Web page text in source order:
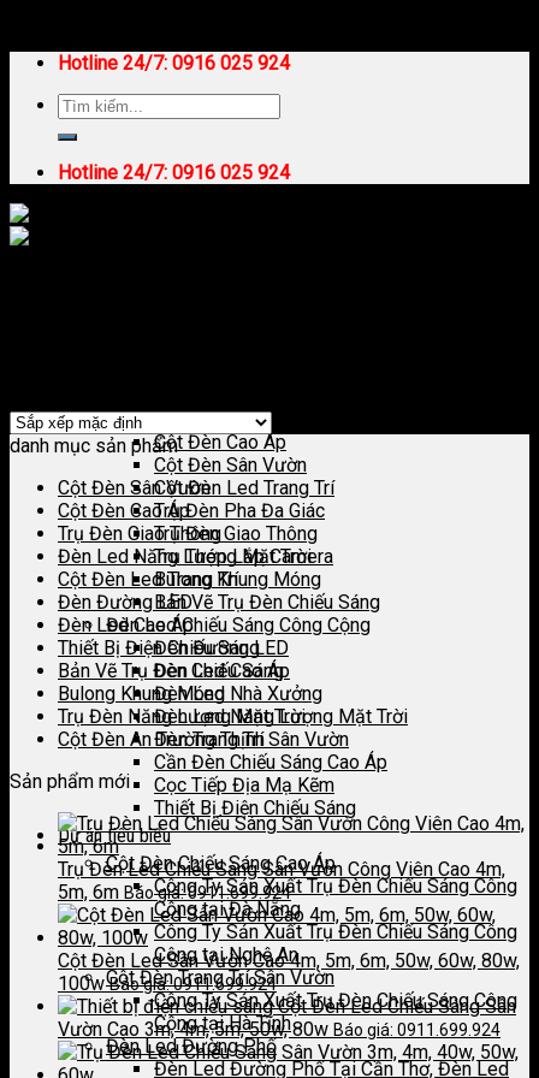
Hotline 24/7: 0916 025 924
Hotline 24/7: 0916 025 924
Cột Đèn Chiếu Sáng
Cột Đèn Cao Áp
Cột Đèn Sân Vườn
Cột Đèn Led Trang Trí
Trụ Đèn Pha Đa Giác
Trụ Đèn Giao Thông
Trụ Thép Lắp Camera
Bulong Khung Móng
Bản Vẽ Trụ Đèn Chiếu Sáng
Đèn Led Chiếu Sáng Công Cộng
Đèn Đường LED
Đèn Led Cao Áp
Đèn Led Nhà Xưởng
Đèn Led Năng Lượng Mặt Trời
Đèn Trang Trí Sân Vườn
Cần Đèn Chiếu Sáng Cao Áp
Cọc Tiếp Địa Mạ Kẽm
Thiết Bị Điện Chiếu Sáng
Dự án tiêu biểu
Cột Đèn Chiếu Sáng Cao Áp
Công Ty Sản Xuất Trụ Đèn Chiếu Sáng Công
Cộng tại Đà Nẵng
Công Ty Sản Xuất Trụ Đèn Chiếu Sáng Công
Cộng tại Nghệ An
Cột Đèn Trang Trí Sân Vườn
Công Ty Sản Xuất Trụ Đèn Chiếu Sáng Công
Cộng tại Hà Tĩnh
Đèn Led Đường Phố
Đèn Led Đường Phố Tại Cần Thơ, Đèn Led
danh mục sản phẩm
Cột Đèn Sân Vườn
Cột Đèn Cao Áp
Trụ Đèn Giao Thông
Đèn Led Năng Lượng Mặt Trời
Cột Đèn Led Trang Trí
Đèn Đường LED
Đèn Led Cao Áp
Thiết Bị Điện Chiếu Sáng
Bản Vẽ Trụ Đèn Chiếu Sáng
Bulong Khung Móng
Trụ Đèn Năng Lượng Mặt Trời
Cột Đèn An Trường Thịnh
Sản phẩm mới
Trụ Đèn Led Chiếu Sáng Sân Vườn Công Viên Cao 4m,
5m, 6m Báo giá: 0911.699.924
Cột Đèn Led Sân Vườn Cao 4m, 5m, 6m, 50w, 60w, 80w,
100w Báo giá: 0911.699.924
Cột Đèn Led Chiếu Sáng Sân
Vườn Cao 3m, 4m, 5m, 50w, 80w Báo giá: 0911.699.924